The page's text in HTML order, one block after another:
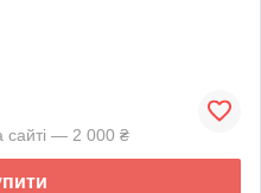
сайті — 2 000 ₴